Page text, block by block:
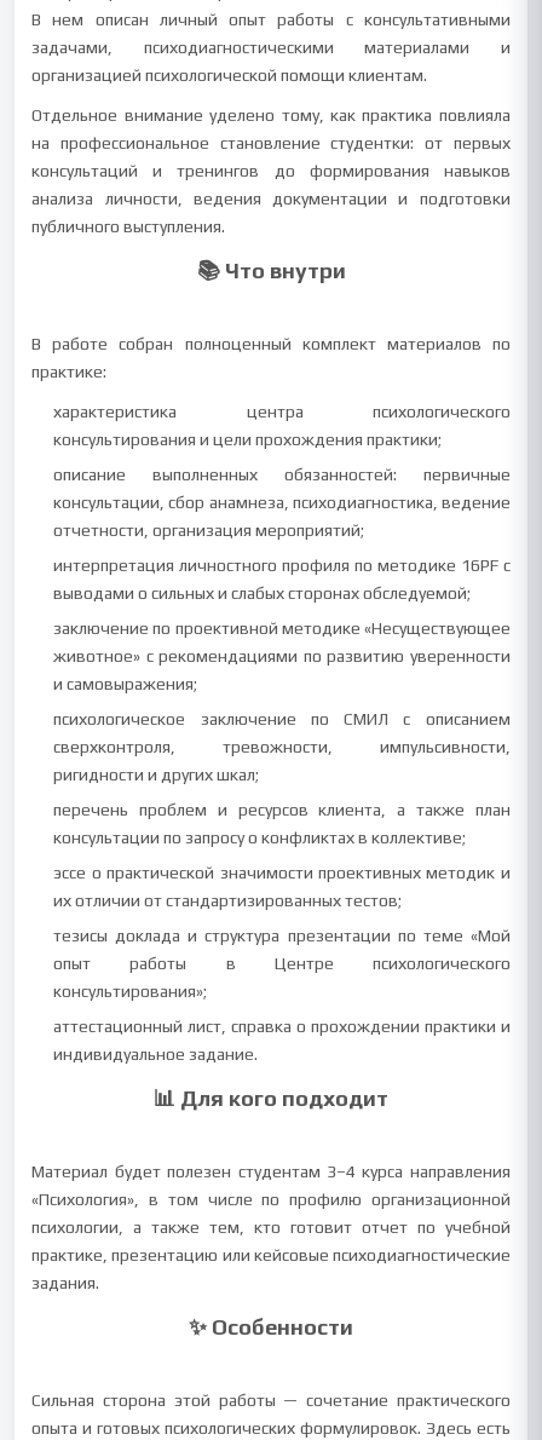
В нем описан личный опыт работы с консультативными
задачами, психодиагностическими материалами и
организацией психологической помощи клиентам.
Отдельное внимание уделено тому, как практика повлияла
на профессиональное становление студентки: от первых
консультаций и тренингов до формирования навыков
анализа личности, ведения документации и подготовки
публичного выступления.
📚 Что внутри
В работе собран полноценный комплект материалов по
практике:
характеристика центра психологического
консультирования и цели прохождения практики;
описание выполненных обязанностей: первичные
консультации, сбор анамнеза, психодиагностика, ведение
отчетности, организация мероприятий;
интерпретация личностного профиля по методике 16PF с
выводами о сильных и слабых сторонах обследуемой;
заключение по проективной методике «Несуществующее
животное» с рекомендациями по развитию уверенности
и самовыражения;
психологическое заключение по СМИЛ с описанием
сверхконтроля, тревожности, импульсивности,
ригидности и других шкал;
перечень проблем и ресурсов клиента, а также план
консультации по запросу о конфликтах в коллективе;
эссе о практической значимости проективных методик и
их отличии от стандартизированных тестов;
тезисы доклада и структура презентации по теме «Мой
опыт работы в Центре психологического
консультирования»;
аттестационный лист, справка о прохождении практики и
индивидуальное задание.
📊 Для кого подходит
Материал будет полезен студентам 3–4 курса направления
«Психология», в том числе по профилю организационной
психологии, а также тем, кто готовит отчет по учебной
практике, презентацию или кейсовые психодиагностические
задания.
✨ Особенности
Сильная сторона этой работы — сочетание практического
опыта и готовых психологических формулировок. Здесь есть